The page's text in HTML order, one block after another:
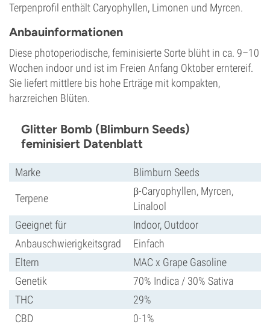
Terpenprofil enthält Caryophyllen, Limonen und Myrcen.
Anbauinformationen
Diese photoperiodische, feminisierte Sorte blüht in ca. 9–10
Wochen indoor und ist im Freien Anfang Oktober erntereif.
Sie liefert mittlere bis hohe Erträge mit kompakten,
harzreichen Blüten.
Glitter Bomb (Blimburn Seeds)
feminisiert Datenblatt
Marke Blimburn Seeds
Terpene
β-Caryophyllen, Myrcen,
Linalool
Geeignet für
Indoor, Outdoor
Anbauschwierigkeitsgrad
Einfach
Eltern
MAC x Grape Gasoline
Genetik
70% Indica / 30% Sativa
THC
29%
CBD
0-1%